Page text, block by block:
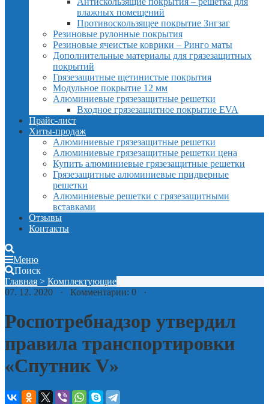
влажных помещений
Противоскользящее покрытие Зигзаг
Резиновые рулонные покрытия
Резиновые ячеистые коврики – Ринго маты
Дополнительные материалы для грязезащитных
покрытий
Грязезащитные щетинистые покрытия
Модульное покрытие 12 мм
Алюминиевые грязезащитные решетки
Входное грязезащитное покрытие EVA
Прайс-лист
Хиты-продаж
Алюминиевые грязезащитные решетки
Алюминиевые грязезащитные решетки цена
Купить алюминиевые грязезащитные решетки
Грязезащитные алюминиевые придверные
решетки
Алюминиевые решетки с грязезащитными
вставками
Отзывы
Контакты
Меню
Поиск
Главная > Комплектующие
07. 12. 2020 · Комментарии: 0 ·
Роспотребнадзор утвердил
правила транспортировки
«Спутник V»